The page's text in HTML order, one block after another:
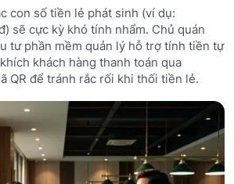
con số tiền lẻ phát sinh (ví dụ:
sẽ cực kỳ khó tính nhẩm. Chủ quán
tư phần mềm quản lý hỗ trợ tính tiền tự
khách hàng thanh toán qua
QR để tránh rắc rối khi thối tiền lẻ.